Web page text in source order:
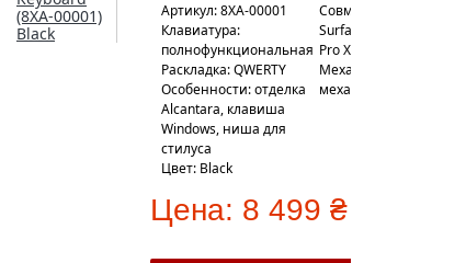
Артикул: 8XA-00001
Совместимость:
Surface Pro 8, Surface
Pro X
Клавиатура:
полнофункциональная
Механизм клавиш:
механические
Раскладка: QWERTY
Особенности: отделка
Alcantara, клавиша
Windows, ниша для
стилуса
Цвет: Black
Цена: 8 499 ₴